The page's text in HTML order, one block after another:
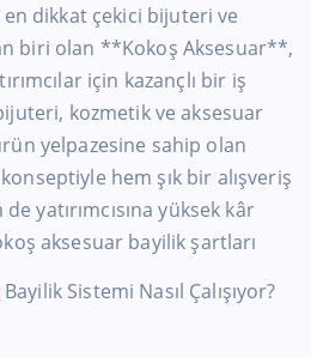
en dikkat çekici bijuteri ve
biri olan **Kokoş Aksesuar**,
için kazançlı bir iş
kozmetik ve aksesuar
yelpazesine sahip olan
hem şık bir alışveriş
yatırımcısına yüksek kâr
aksesuar bayilik şartları
Bayilik Sistemi Nasıl Çalışıyor?